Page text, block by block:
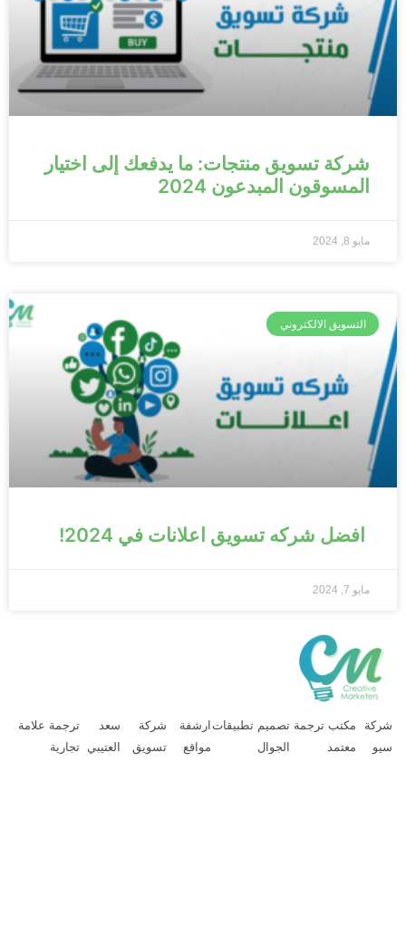
شركة تسويق منتجات: ما يدفعك إلى اختيار
المسوقون المبدعون 2024
مايو 8, 2024
التسويق الالكتروني
افضل شركه تسويق اعلانات في 2024!
مايو 7, 2024
مكتب ترجمة
معتمد
تصميم تطبيقات
الجوال
ارشفة
مواقع
شركة
تسويق
سعد
العتيبي
ترجمة علامة
تجارية